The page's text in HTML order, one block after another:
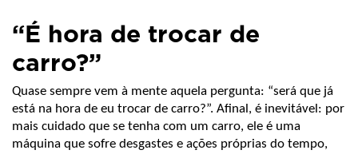
“É hora de trocar de
carro?”
Quase sempre vem à mente aquela pergunta: “será que já
está na hora de eu trocar de carro?”. Afinal, é inevitável: por
mais cuidado que se tenha com um carro, ele é uma
máquina que sofre desgastes e ações próprias do tempo,